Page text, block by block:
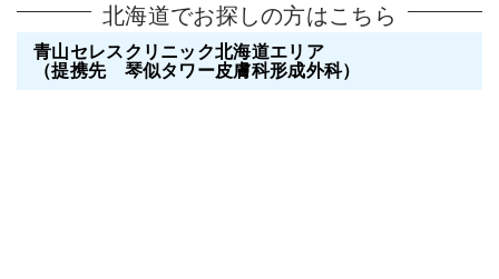
北海道でお探しの方はこちら
青山セレスクリニック北海道エリア
（提携先 琴似タワー皮膚科形成外科）